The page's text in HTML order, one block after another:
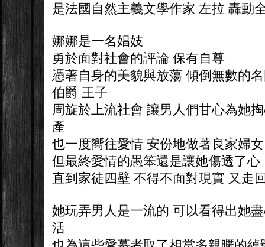
是法國自然主義文學作家 左拉 轟動
娜娜是一名娼妓
勇於面對社會的評論 保有自尊
憑著自身的美貌與放蕩 傾倒無數的
伯爵 王子
周旋於上流社會 讓男人們甘心為她
產
也一度嚮往愛情 安份地做著良家婦女
但最終愛情的愚笨還是讓她傷透了心
直到家徒四壁 不得不面對現實 又走
她玩弄男人是一流的 可以看得出她
活